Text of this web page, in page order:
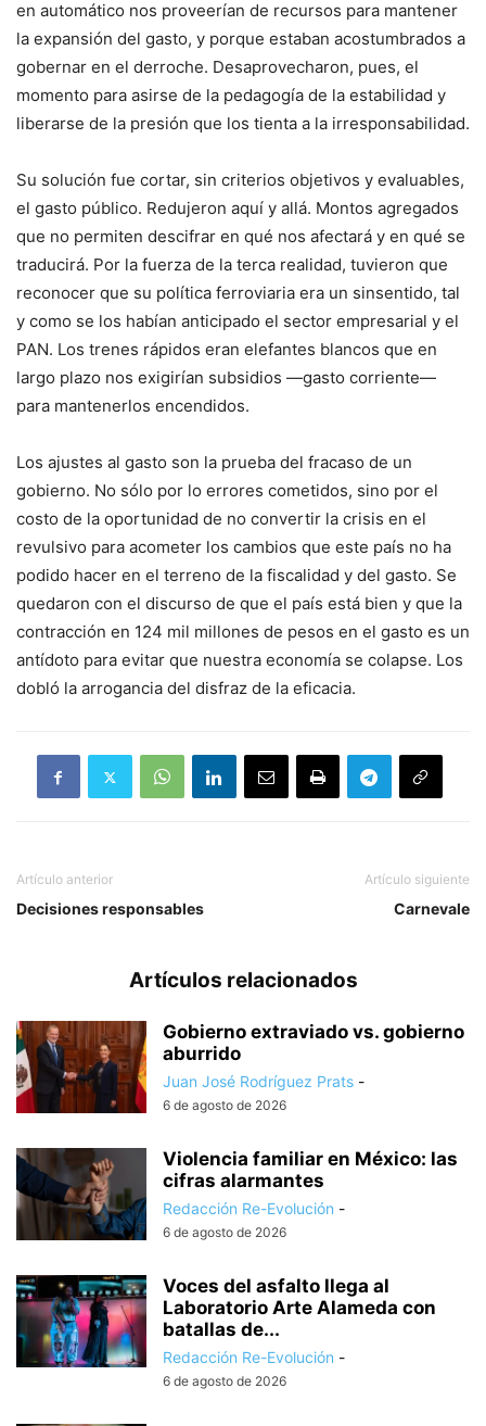
en automático nos proveerían de recursos para mantener
la expansión del gasto, y porque estaban acostumbrados a
gobernar en el derroche. Desaprovecharon, pues, el
momento para asirse de la pedagogía de la estabilidad y
liberarse de la presión que los tienta a la irresponsabilidad.
Su solución fue cortar, sin criterios objetivos y evaluables,
el gasto público. Redujeron aquí y allá. Montos agregados
que no permiten descifrar en qué nos afectará y en qué se
traducirá. Por la fuerza de la terca realidad, tuvieron que
reconocer que su política ferroviaria era un sinsentido, tal
y como se los habían anticipado el sector empresarial y el
PAN. Los trenes rápidos eran elefantes blancos que en
largo plazo nos exigirían subsidios —gasto corriente—
para mantenerlos encendidos.
Los ajustes al gasto son la prueba del fracaso de un
gobierno. No sólo por lo errores cometidos, sino por el
costo de la oportunidad de no convertir la crisis en el
revulsivo para acometer los cambios que este país no ha
podido hacer en el terreno de la fiscalidad y del gasto. Se
quedaron con el discurso de que el país está bien y que la
contracción en 124 mil millones de pesos en el gasto es un
antídoto para evitar que nuestra economía se colapse. Los
dobló la arrogancia del disfraz de la eficacia.
Artículo anterior
Decisiones responsables
Artículo siguiente
Carnevale
Artículos relacionados
Gobierno extraviado vs. gobierno
aburrido
Juan José Rodríguez Prats -
6 de agosto de 2026
Violencia familiar en México: las
cifras alarmantes
Redacción Re-Evolución -
6 de agosto de 2026
Voces del asfalto llega al
Laboratorio Arte Alameda con
batallas de...
Redacción Re-Evolución -
6 de agosto de 2026